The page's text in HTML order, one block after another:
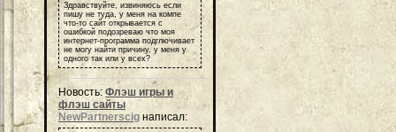
Здравствуйте, извиняюсь если
пишу не туда, у меня на компе
что-то сайт открывается с
ошибкой подозреваю что моя
интернет-программа подглючивает
не могу найти причину, у меня у
одного так или у всех?
Новость:Флэш игры и
флэш сайты
NewPartnerscig написал: